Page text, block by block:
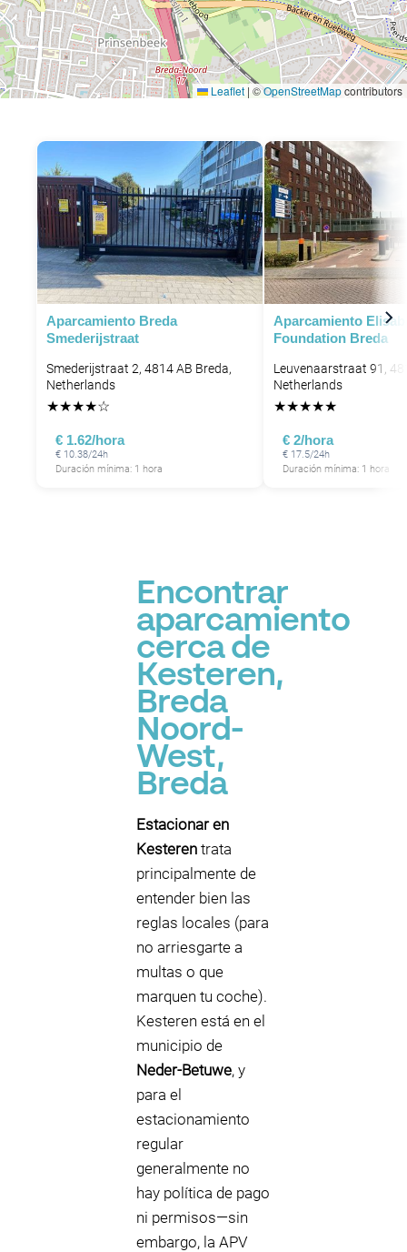
Leaflet | ©OpenStreetMapcontributors
Aparcamiento Breda
Smederijstraat
Smederijstraat 2, 4814 AB Breda,
Netherlands
★★★★☆
€ 1.62/hora
€ 10.38/24h
Duración mínima: 1 hora
Aparcamiento
Foundation Breda
Leuvenaarstraat 91,
Netherlands
★★★★★
€ 2/hora
€ 17.5/24h
Duración mínima: 1 hora
Encontrar
aparcamiento
cerca de
Kesteren,
Breda
Noord-
West,
Breda
Estacionar en
Kesteren trata
principalmente de
entender bien las
reglas locales (para
no arriesgarte a
multas o que
marquen tu coche).
Kesteren está en el
municipio de
Neder-Betuwe, y
para el
estacionamiento
regular
generalmente no
hay política de pago
ni permisos—sin
embargo, la APV